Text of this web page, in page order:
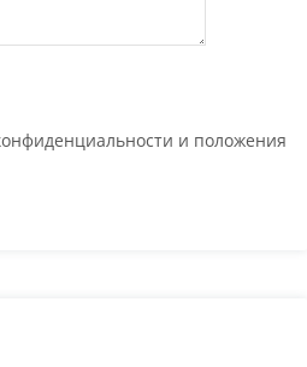
и положения